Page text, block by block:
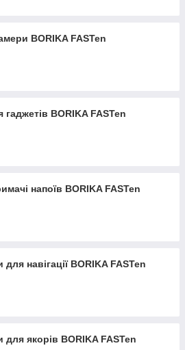
BORIKA FASTen
BORIKA FASTen
напоїв BORIKA FASTen
навігації BORIKA FASTen
для якорів BORIKA FASTen